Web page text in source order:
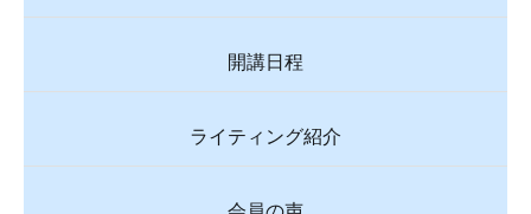
開講日程
ライティング紹介